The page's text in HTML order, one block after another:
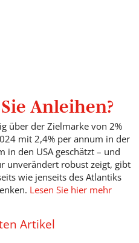
Anleihen?
über der Zielmarke von 2%
mit 2,4% per annum in der
in den USA geschätzt – und
unverändert robust zeigt, gibt
wie jenseits des Atlantiks
Lesen Sie hier mehr
Artikel